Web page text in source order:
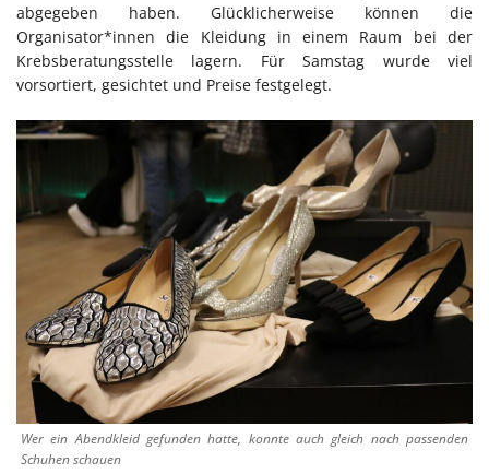
abgegeben haben. Glücklicherweise können die
Organisator*innen die Kleidung in einem Raum bei der
Krebsberatungsstelle lagern. Für Samstag wurde viel
vorsortiert, gesichtet und Preise festgelegt.
Wer ein Abendkleid gefunden hatte, konnte auch gleich nach passenden
Schuhen schauen